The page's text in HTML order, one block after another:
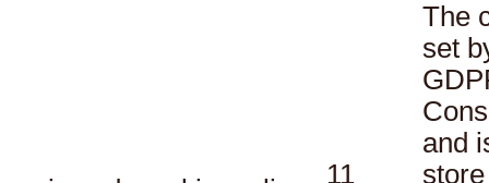
11
The
set
and